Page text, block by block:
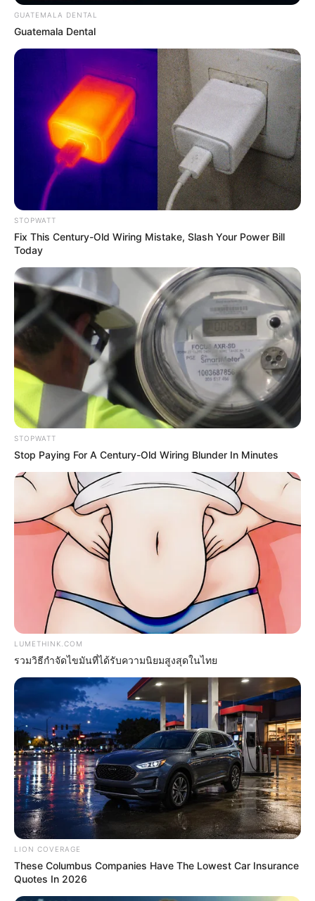
Surgeons: This Simple Method Ends Joint Pain &
Arthritis! Try It!
FORGE BODY
$20,000 In Personal Debt? You're Being Bleed Dry
Every Single Month
JG WENTWORTH
$15k In Unmanageable Debt? The "Relief Program"
Creditors Hide From You
JG WENTWORTH
Remember Hensel Twins? Take A Deep Breath Before
You See Them Now
BUZZDAY
Man Teaches Lesson To Seat-Kicking Kid And Mom –
Watch!
BUZZDAY
She Chose To Remove The Tattoos On Her Face.
Look At Her Now
BUZZ DAY
GUATEMALA DENTAL
Guatemala Dental
STOPWATT
Fix This Century-Old Wiring Mistake, Slash Your Power Bill
Today
STOPWATT
Stop Paying For A Century-Old Wiring Blunder In Minutes
LUMETHINK.COM
รวมวิธีกำจัดไขมันที่ได้รับความนิยมสูงสุดในไทย
LION COVERAGE
These Columbus Companies Have The Lowest Car Insurance
Quotes In 2026